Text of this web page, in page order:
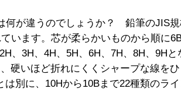
何が違うのでしょうか？ 鉛筆のJIS規
います。芯が柔らかいものから順に6B
、3H、4H、5H、6H、7H、8H、9H
硬いほど折れにくくシャープな線をひ
別に、10Hから10Bまで22種類のラ